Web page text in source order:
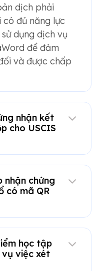
dịch phải
đủ năng lực
dụng dịch vụ
để đảm
và được chấp
nhận kết
cho USCIS
nhận chứng
có mã QR
học tập
vụ việc xét